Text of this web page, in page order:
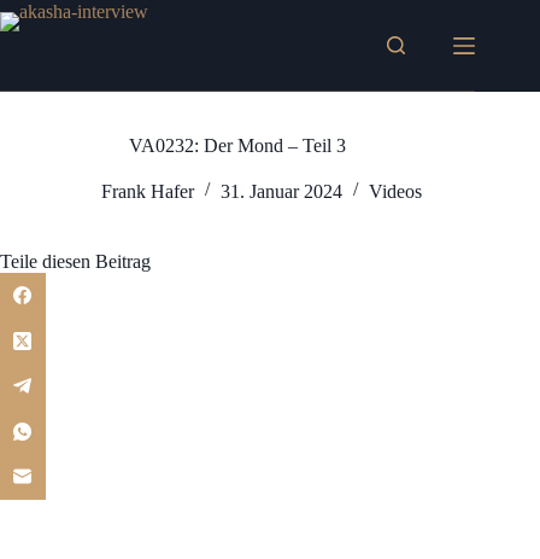
Zum
Inhalt
VA0232: Der Mond – Teil 3
Frank Hafer 31. Januar 2024 Videos
Teile diesen Beitrag